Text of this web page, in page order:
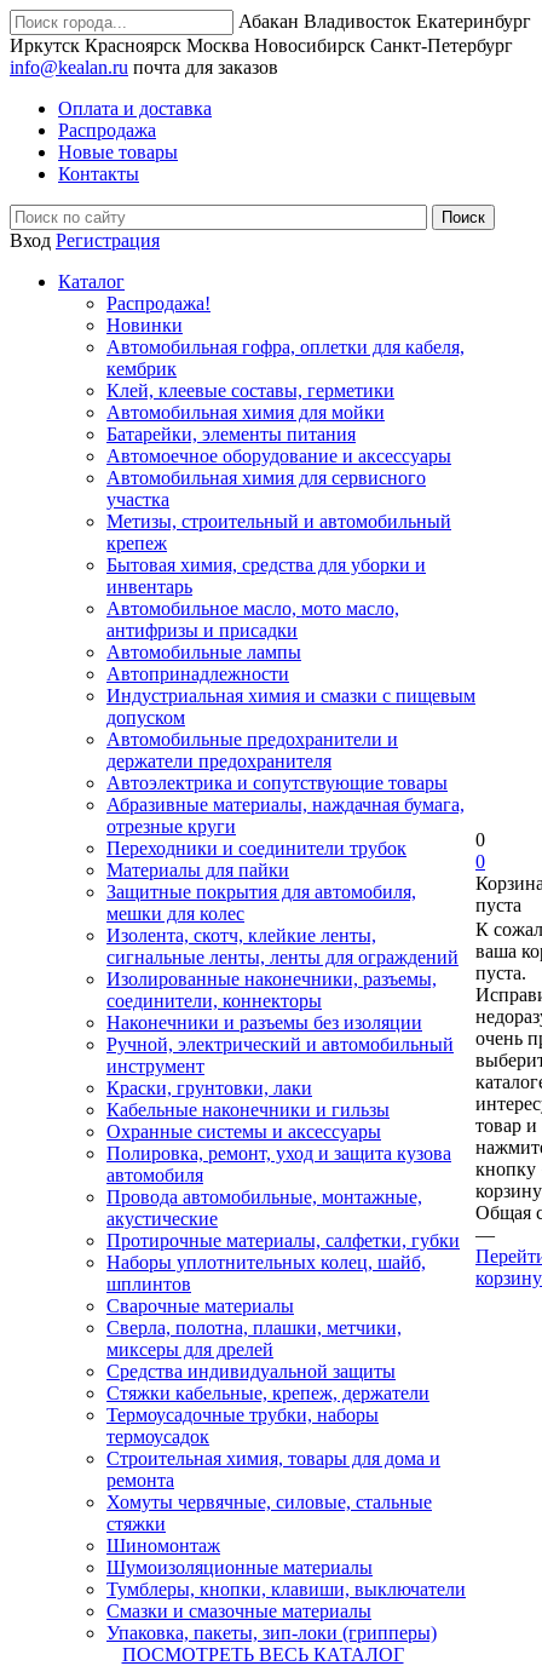
Абакан Владивосток Екатеринбург
Иркутск Красноярск Москва Новосибирск Санкт-Петербург
info@kealan.ru почта для заказов
Оплата и доставка
Распродажа
Новые товары
Контакты
Вход Регистрация
Каталог
Распродажа!
Новинки
Автомобильная гофра, оплетки для кабеля,
кембрик
Клей, клеевые составы, герметики
Автомобильная химия для мойки
Батарейки, элементы питания
Автомоечное оборудование и аксессуары
Автомобильная химия для сервисного
участка
Метизы, строительный и автомобильный
крепеж
Бытовая химия, средства для уборки и
инвентарь
Автомобильное масло, мото масло,
антифризы и присадки
Автомобильные лампы
Автопринадлежности
Индустриальная химия и смазки с пищевым
допуском
Автомобильные предохранители и
держатели предохранителя
Автоэлектрика и сопутствующие товары
Абразивные материалы, наждачная бумага,
отрезные круги
Переходники и соединители трубок
Материалы для пайки
Защитные покрытия для автомобиля,
мешки для колес
Изолента, скотч, клейкие ленты,
сигнальные ленты, ленты для ограждений
Изолированные наконечники, разъемы,
соединители, коннекторы
Наконечники и разъемы без изоляции
Ручной, электрический и автомобильный
инструмент
Краски, грунтовки, лаки
Кабельные наконечники и гильзы
Охранные системы и аксессуары
Полировка, ремонт, уход и защита кузова
автомобиля
Провода автомобильные, монтажные,
акустические
Протирочные материалы, салфетки, губки
Наборы уплотнительных колец, шайб,
шплинтов
Сварочные материалы
Сверла, полотна, плашки, метчики,
миксеры для дрелей
Средства индивидуальной защиты
Стяжки кабельные, крепеж, держатели
Термоусадочные трубки, наборы
термоусадок
Строительная химия, товары для дома и
ремонта
Хомуты червячные, силовые, стальные
стяжки
Шиномонтаж
Шумоизоляционные материалы
Тумблеры, кнопки, клавиши, выключатели
Смазки и смазочные материалы
Упаковка, пакеты, зип-локи (грипперы)
ПОСМОТРЕТЬ ВЕСЬ КАТАЛОГ
0
0
пуста
К
ваша
пуста.
очень
товар и
кнопку
Общая
—
корзину